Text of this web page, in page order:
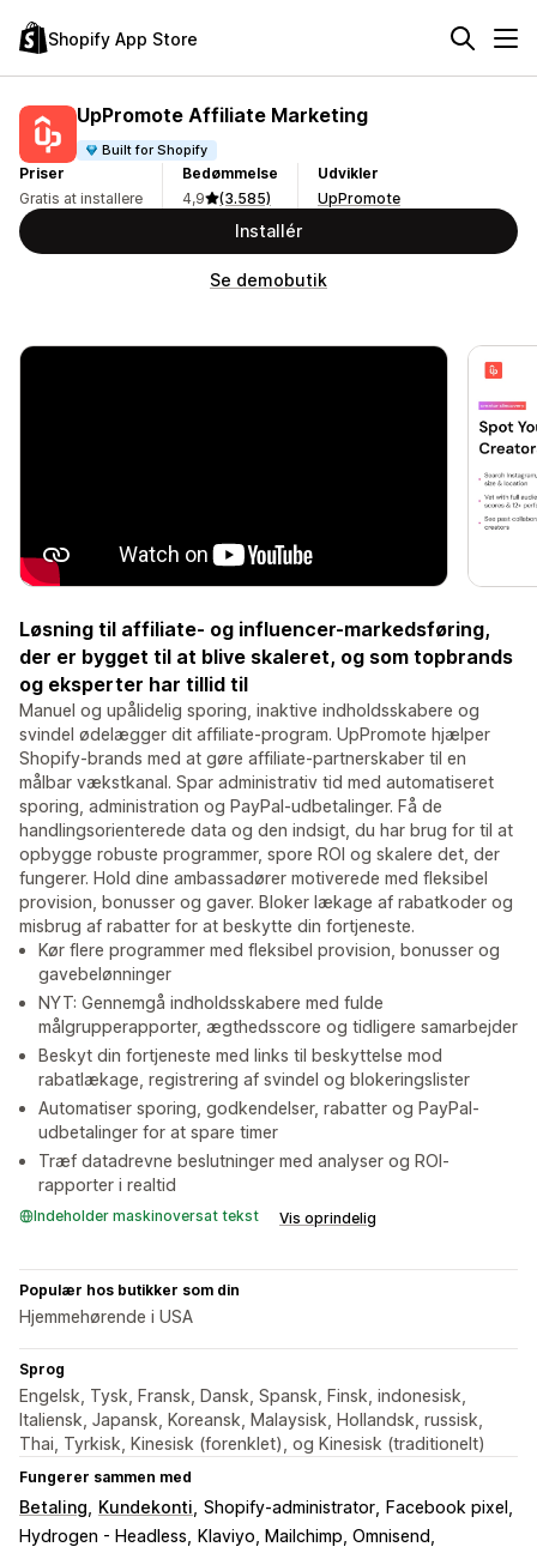
Shopify App Store
UpPromote Affiliate Marketing
Built for Shopify
Priser
Gratis at installere
Bedømmelse
4,9
(3.585)
Udvikler
UpPromote
Installér
Se demobutik
Løsning til affiliate- og influencer-markedsføring,
der er bygget til at blive skaleret, og som topbrands
og eksperter har tillid til
Manuel og upålidelig sporing, inaktive indholdsskabere og
svindel ødelægger dit affiliate-program. UpPromote hjælper
Shopify-brands med at gøre affiliate-partnerskaber til en
målbar vækstkanal. Spar administrativ tid med automatiseret
sporing, administration og PayPal-udbetalinger. Få de
handlingsorienterede data og den indsigt, du har brug for til at
opbygge robuste programmer, spore ROI og skalere det, der
fungerer. Hold dine ambassadører motiverede med fleksibel
provision, bonusser og gaver. Bloker lækage af rabatkoder og
misbrug af rabatter for at beskytte din fortjeneste.
Kør flere programmer med fleksibel provision, bonusser og
gavebelønninger
NYT: Gennemgå indholdsskabere med fulde
målgrupperapporter, ægthedsscore og tidligere samarbejder
Beskyt din fortjeneste med links til beskyttelse mod
rabatlækage, registrering af svindel og blokeringslister
Automatiser sporing, godkendelser, rabatter og PayPal-
udbetalinger for at spare timer
Træf datadrevne beslutninger med analyser og ROI-
rapporter i realtid
Indeholder maskinoversat tekst Vis oprindelig
Populær hos butikker som din
Hjemmehørende i USA
Sprog
Engelsk, Tysk, Fransk, Dansk, Spansk, Finsk, indonesisk,
Italiensk, Japansk, Koreansk, Malaysisk, Hollandsk, russisk,
Thai, Tyrkisk, Kinesisk (forenklet), og Kinesisk (traditionelt)
Fungerer sammen med
Betaling Kundekonti Shopify-administrator
Facebook pixel
Hydrogen - Headless
Klaviyo, Mailchimp, Omnisend